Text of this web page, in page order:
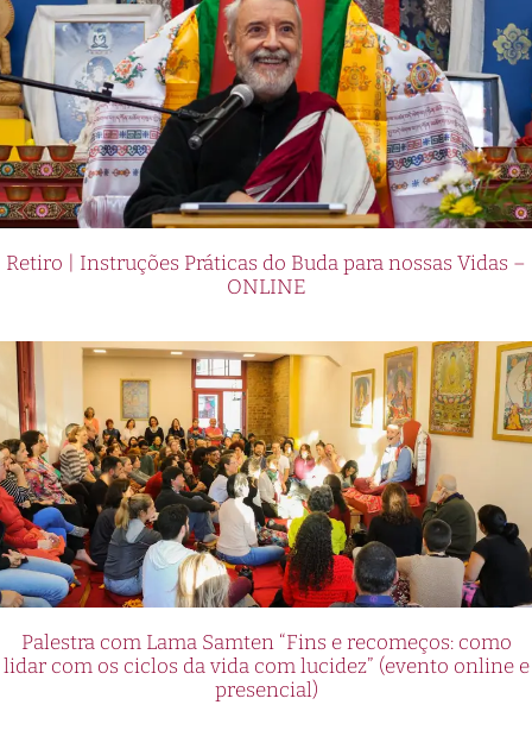
Retiro | Instruções Práticas do Buda para nossas Vidas –
ONLINE
Palestra com Lama Samten “Fins e recomeços: como
lidar com os ciclos da vida com lucidez” (evento online e
presencial)